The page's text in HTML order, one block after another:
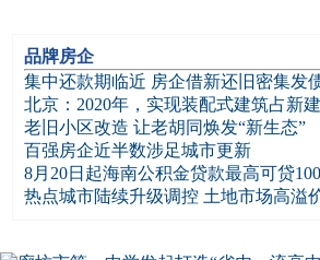
品牌房企
集中还款期临近 房企借新还旧密集发
北京：2020年，实现装配式建筑占新
老旧小区改造 让老胡同焕发“新生态”
百强房企近半数涉足城市更新
8月20日起海南公积金贷款最高可贷
热点城市陆续升级调控 土地市场高溢